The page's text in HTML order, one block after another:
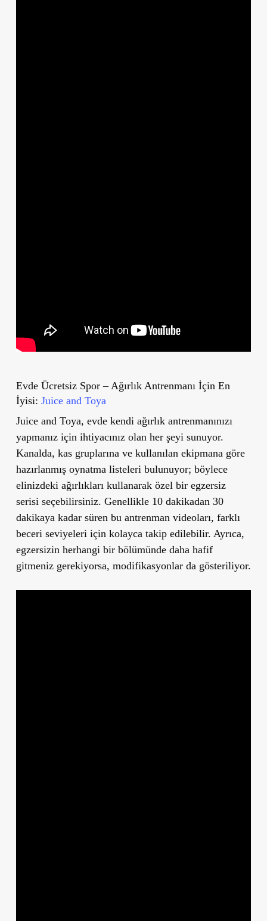
Evde Ücretsiz Spor – Ağırlık Antrenmanı İçin En
İyisi: Juice and Toya
Juice and Toya, evde kendi ağırlık antrenmanınızı
yapmanız için ihtiyacınız olan her şeyi sunuyor.
Kanalda, kas gruplarına ve kullanılan ekipmana göre
hazırlanmış oynatma listeleri bulunuyor; böylece
elinizdeki ağırlıkları kullanarak özel bir egzersiz
serisi seçebilirsiniz. Genellikle 10 dakikadan 30
dakikaya kadar süren bu antrenman videoları, farklı
beceri seviyeleri için kolayca takip edilebilir. Ayrıca,
egzersizin herhangi bir bölümünde daha hafif
gitmeniz gerekiyorsa, modifikasyonlar da gösteriliyor.